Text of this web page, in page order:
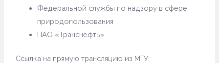
Федеральной службы по надзору в сфере
природопользования
ПАО «Транснефть»
Ссылка на прямую трансляцию из МГУ: